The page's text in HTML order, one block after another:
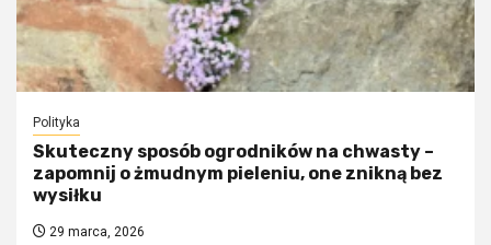
Polityka
Skuteczny sposób ogrodników na chwasty –
zapomnij o żmudnym pieleniu, one znikną bez
wysiłku
29 marca, 2026